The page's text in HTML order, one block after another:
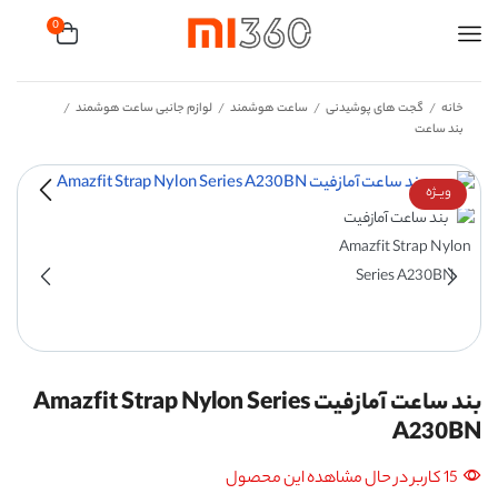
0
خانه / گجت های پوشیدنی / ساعت هوشمند / لوازم جانبی ساعت هوشمند /
بند ساعت
ویــژه
بند ساعت‌ آمازفیت Amazfit Strap Nylon Series
A230BN
15 کاربر در حال مشاهده این محصول